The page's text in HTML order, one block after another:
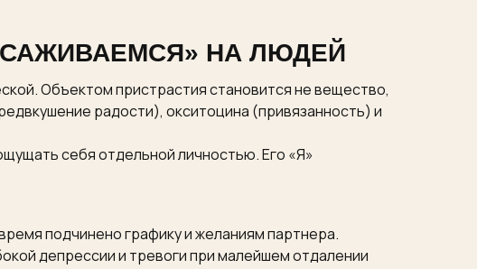
НА ЛЮДЕЙ
Объектом пристрастия становится не вещество,
радости), окситоцина (привязанность) и
себя отдельной личностью. Его «Я»
подчинено графику и желаниям партнера.
депрессии и тревоги при малейшем отдалении